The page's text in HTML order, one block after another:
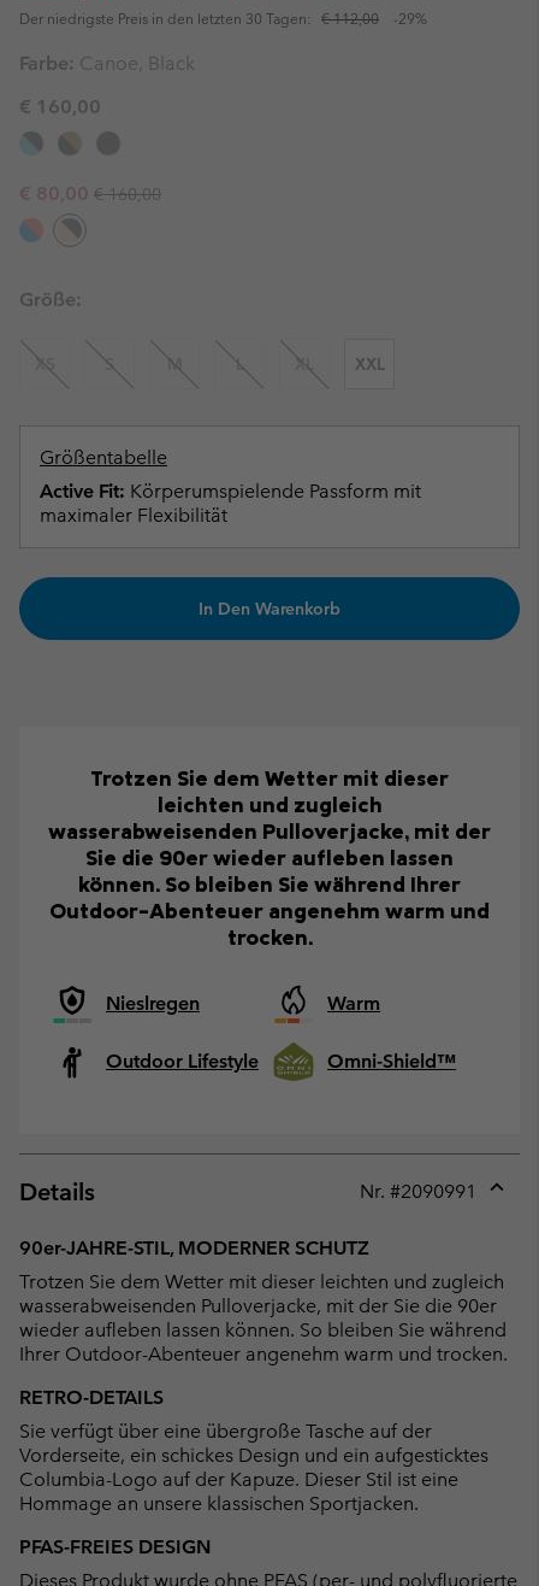
Der niedrigste Preis in den letzten 30 Tagen: € 112,00 -29%
Farbe: Canoe, Black
€ 160,00
Sale price:
€ 80,00 Regular price:
€ 160,00
Größe:
XS S M L XL XXL
Größentabelle
Active Fit: Körperumspielende Passform mit
maximaler Flexibilität
In Den Warenkorb
Trotzen Sie dem Wetter mit dieser
leichten und zugleich
wasserabweisenden Pulloverjacke, mit der
Sie die 90er wieder aufleben lassen
können. So bleiben Sie während Ihrer
Outdoor-Abenteuer angenehm warm und
trocken.
Nieslregen Warm
Outdoor Lifestyle Omni-Shield™
Details Nr. #2090991
90er-JAHRE-STIL, MODERNER SCHUTZ
Trotzen Sie dem Wetter mit dieser leichten und zugleich
wasserabweisenden Pulloverjacke, mit der Sie die 90er
wieder aufleben lassen können. So bleiben Sie während
Ihrer Outdoor-Abenteuer angenehm warm und trocken.
RETRO-DETAILS
Sie verfügt über eine übergroße Tasche auf der
Vorderseite, ein schickes Design und ein aufgesticktes
Columbia-Logo auf der Kapuze. Dieser Stil ist eine
Hommage an unsere klassischen Sportjacken.
PFAS-FREIES DESIGN
Dieses Produkt wurde ohne PFAS (per- und polyfluorierte